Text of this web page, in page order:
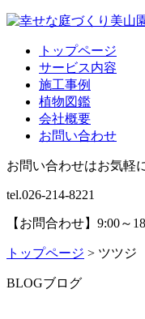
トップページ
サービス内容
施工事例
植物図鑑
会社概要
お問い合わせ
お問い合わせはお気軽
tel.026-214-8221
【お問合わせ】9:00～
トップページ > ツツジ
BLOGブログ